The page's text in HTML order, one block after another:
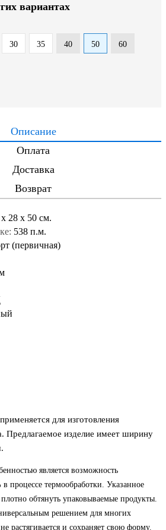
вариантах
30 35 40 50 60
Описание
Оплата
Доставка
Возврат
x 28 x 50 см.
538 п.м.
(первичная)
для изготовления
Предлагаемое изделие имеет ширину
является возможность
в процессе термообработки. Указанное
плотно обтянуть упаковываемые продукты.
решением для многих
растягивается и сохраняет свою форму.